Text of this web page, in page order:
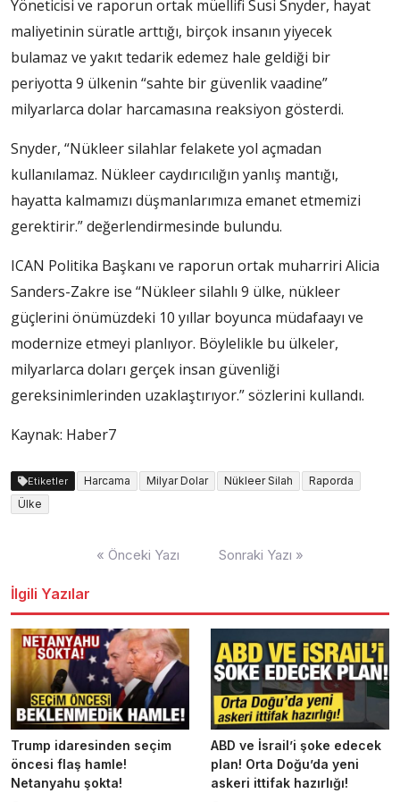
Yöneticisi ve raporun ortak müellifi Susi Snyder, hayat
maliyetinin süratle arttığı, birçok insanın yiyecek
bulamaz ve yakıt tedarik edemez hale geldiği bir
periyotta 9 ülkenin “sahte bir güvenlik vaadine”
milyarlarca dolar harcamasına reaksiyon gösterdi.
Snyder, “Nükleer silahlar felakete yol açmadan
kullanılamaz. Nükleer caydırıcılığın yanlış mantığı,
hayatta kalmamızı düşmanlarımıza emanet etmemizi
gerektirir.” değerlendirmesinde bulundu.
ICAN Politika Başkanı ve raporun ortak muharriri Alicia
Sanders-Zakre ise “Nükleer silahlı 9 ülke, nükleer
güçlerini önümüzdeki 10 yıllar boyunca müdafaayı ve
modernize etmeyi planlıyor. Böylelikle bu ülkeler,
milyarlarca doları gerçek insan güvenliği
gereksinimlerinden uzaklaştırıyor.” sözlerini kullandı.
Kaynak: Haber7
Etiketler Harcama Milyar Dolar Nükleer Silah
Raporda
Ülke
« Önceki Yazı Sonraki Yazı »
İlgili Yazılar
Trump idaresinden seçim
öncesi flaş hamle!
Netanyahu şokta!
ABD ve İsrail’i şoke edecek
plan! Orta Doğu’da yeni
askeri ittifak hazırlığı!